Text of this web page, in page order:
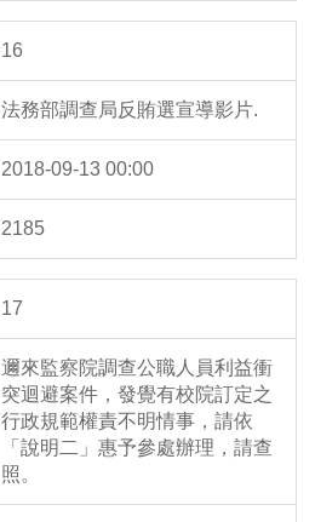
16
法務部調查局反賄選宣導影片.
2018-09-13 00:00
2185
17
邇來監察院調查公職人員利益衝
突迴避案件，發覺有校院訂定之
行政規範權責不明情事，請依
「說明二」惠予參處辦理，請查
照。